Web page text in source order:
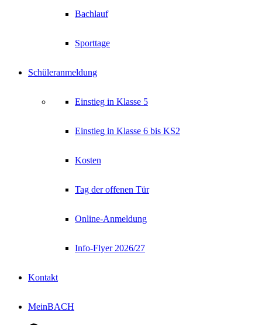
Bachlauf
Sporttage
Schüleranmeldung
Einstieg in Klasse 5
Einstieg in Klasse 6 bis KS2
Kosten
Tag der offenen Tür
Online-Anmeldung
Info-Flyer 2026/27
Kontakt
MeinBACH